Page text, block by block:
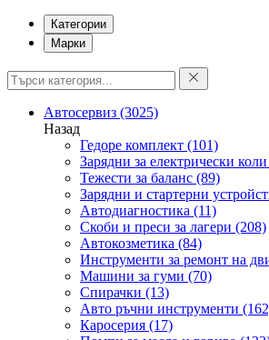
Категории
Марки
Автосервиз (3025)
Назад
Гедоре комплект (101)
Зарядни за електрически коли
Тежести за баланс (89)
Зарядни и стартерни
Автодиагностика (11)
Скоби и преси за лагери (208)
Автокозметика (84)
Инструменти за ремонт на
Машини за гуми (70)
Спирачки (13)
Авто ръчни инструменти
Каросерия (17)